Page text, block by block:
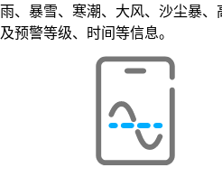
雨、暴雪、寒潮、大风、沙尘暴
及预警等级、时间等信息。